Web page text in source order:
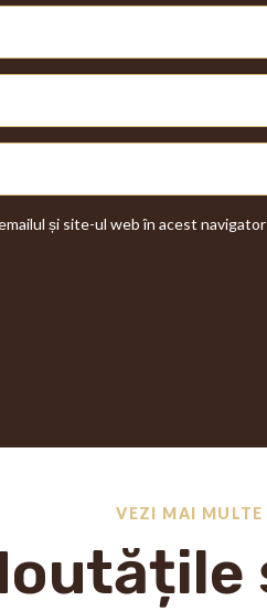
și site-ul web în acest
VEZI MAI MULTE